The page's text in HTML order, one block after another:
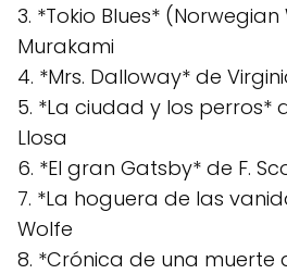
3. *Tokio Blues*
Murakami
4. *Mrs. Dalloway* de
5. *La ciudad y los perros*
Llosa
6. *El gran Gatsby* de F.
7. *La hoguera de las
Wolfe
8. *Crónica de una muerte